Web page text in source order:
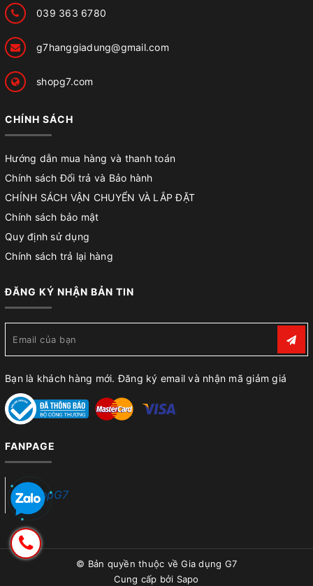
039 363 6780
g7hanggiadung@gmail.com
shopg7.com
CHÍNH SÁCH
Hướng dẫn mua hàng và thanh toán
Chính sách Đổi trả và Bảo hành
CHÍNH SÁCH VẬN CHUYỂN VÀ LẮP ĐẶT
Chính sách bảo mật
Quy định sử dụng
Chính sách trả lại hàng
ĐĂNG KÝ NHẬN BẢN TIN
Bạn là khách hàng mới. Đăng ký email và nhận mã giảm giá
FANPAGE
ShopG7
© Bản quyền thuộc vềGia dụng G7
Cung cấp bởi Sapo